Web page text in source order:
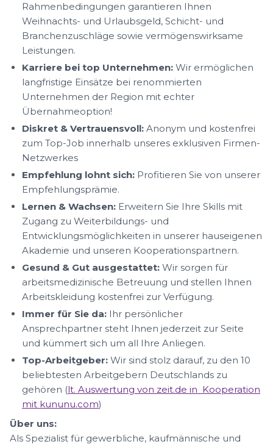
Rahmenbedingungen garantieren Ihnen
Weihnachts- und Urlaubsgeld, Schicht- und
Branchenzuschläge sowie vermögenswirksame
Leistungen.
Karriere bei top Unternehmen: Wir ermöglichen
langfristige Einsätze bei renommierten
Unternehmen der Region mit echter
Übernahmeoption!
Diskret & Vertrauensvoll: Anonym und kostenfrei
zum Top-Job innerhalb unseres exklusiven Firmen-
Netzwerkes
Empfehlung lohnt sich: Profitieren Sie von unserer
Empfehlungsprämie.
Lernen & Wachsen: Erweitern Sie Ihre Skills mit
Zugang zu Weiterbildungs- und
Entwicklungsmöglichkeiten in unserer hauseigenen
Akademie und unseren Kooperationspartnern.
Gesund & Gut ausgestattet: Wir sorgen für
arbeitsmedizinische Betreuung und stellen Ihnen
Arbeitskleidung kostenfrei zur Verfügung.
Immer für Sie da: Ihr persönlicher
Ansprechpartner steht Ihnen jederzeit zur Seite
und kümmert sich um all Ihre Anliegen.
Top-Arbeitgeber: Wir sind stolz darauf, zu den 10
beliebtesten Arbeitgebern Deutschlands zu
gehören (lt. Auswertung von zeit.de in Kooperation
mit kununu.com)
Über uns:
Als Spezialist für gewerbliche, kaufmännische und